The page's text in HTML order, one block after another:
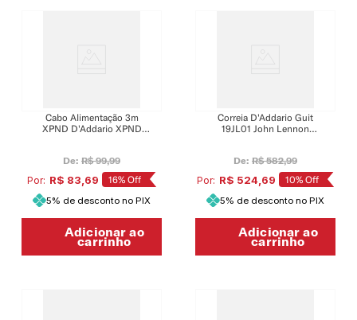
Cabo Alimentação 3m
XPND D'Addario XPND
De: R$ 99,99
Por: R$ 83 69 16%Off
5% de desconto no PIX
Adicionar ao
carrinho
Correia D'Addario Guit
19JL01 John Lennon
De: R$ 582,99
Por: R$ 524, 69 10%Off
5% de desconto no PIX
Adicionar ao
carrinho